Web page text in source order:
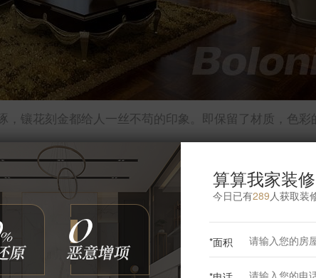
镶花刻金都给人一丝不苟的印象。即保留了材质，色彩
更多卧室灵感
算算我家装
今日已有289 人获取装
*面积